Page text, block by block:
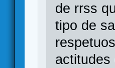
de rrss
tipo de
actitudes